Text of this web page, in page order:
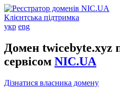
Клієнтська підтримка
укр eng
Домен twicebyte.xyz
сервісом NIC.UA
Дізнатися власника домену